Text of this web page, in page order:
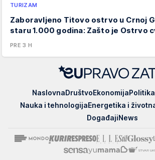
TURIZAM
Zaboravljeno Titovo ostrvo u Crnoj
staru 1.000 godina: Zašto je Ostrvo
PRE 3 H
EUpravo
zato
NaslovnaDruštvoEkonomija
Nauka i tehnologijaEnergetika i
DogađajiNews